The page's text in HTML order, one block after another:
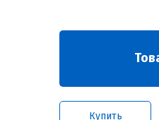
Купить